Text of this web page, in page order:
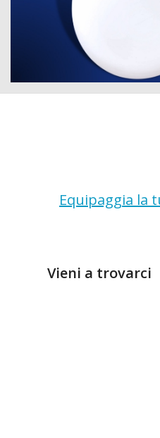
Equipaggia la
Vieni a trovarci